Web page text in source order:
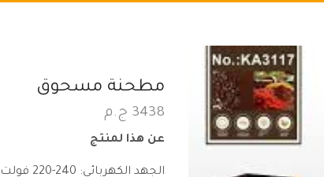
مطحنة مسحوق
3438 ج.م
عن هذا لمنتج
الجهد الكهربائي: 240-220 فولت ~ 60-50 هرتز